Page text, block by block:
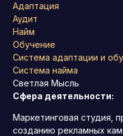
Адаптация
Аудит
Найм
Обучение
Система адаптации и
Система найма
Светлая Мысль
Сфера деятельности:
Маркетинговая студия,
созданию рекламных